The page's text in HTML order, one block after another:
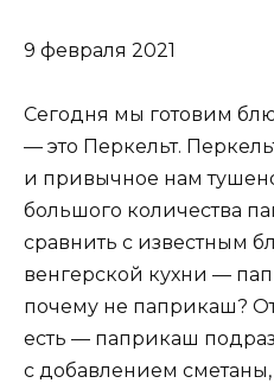
9 февраля 2021
Сегодня мы готовим
— это Перкельт.
и привычное нам
большого количества
сравнить с известным
венгерской кухни —
почему не паприкаш?
есть — паприкаш
с добавлением сметаны,